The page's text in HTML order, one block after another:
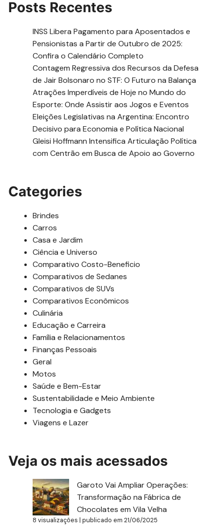
Posts Recentes
INSS Libera Pagamento para Aposentados e
Pensionistas a Partir de Outubro de 2025:
Confira o Calendário Completo
Contagem Regressiva dos Recursos da Defesa
de Jair Bolsonaro no STF: O Futuro na Balança
Atrações Imperdíveis de Hoje no Mundo do
Esporte: Onde Assistir aos Jogos e Eventos
Eleições Legislativas na Argentina: Encontro
Decisivo para Economia e Política Nacional
Gleisi Hoffmann Intensifica Articulação Política
com Centrão em Busca de Apoio ao Governo
Categories
Brindes
Carros
Casa e Jardim
Ciência e Universo
Comparativo Costo-Beneficio
Comparativos de Sedanes
Comparativos de SUVs
Comparativos Econômicos
Culinária
Educação e Carreira
Família e Relacionamentos
Finanças Pessoais
Geral
Motos
Saúde e Bem-Estar
Sustentabilidade e Meio Ambiente
Tecnologia e Gadgets
Viagens e Lazer
Veja os mais acessados
Garoto Vai Ampliar Operações:
Transformação na Fábrica de
Chocolates em Vila Velha
8 visualizações |publicado em 21/06/2025